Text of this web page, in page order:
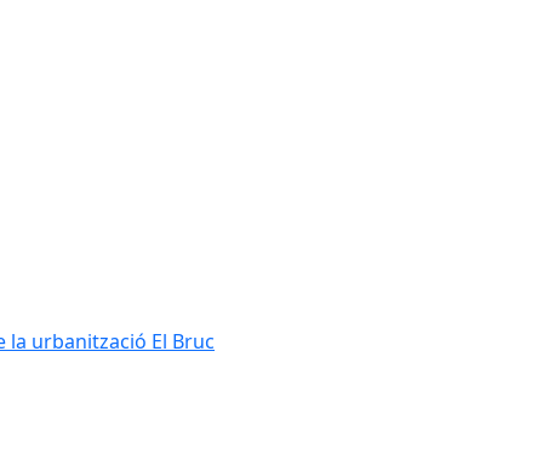
la urbanització El Bruc